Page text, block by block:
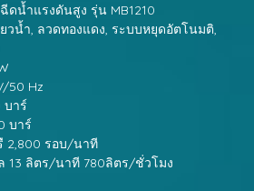
ฉีดน้ำแรงดันสูง รุ่น MB1210
วน้ำ, ลวดทองแดง, ระบบหยุดอัตโนมติ,
50 Hz
บาร์
บาร์
2,800 รอบ/นาที
13 ลิตร/นาที 780ลิตร/ชั่วโมง